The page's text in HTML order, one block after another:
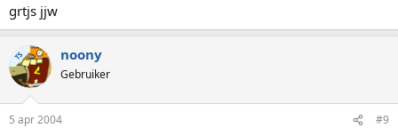
grtjs jjw
TS noony
Gebruiker
5 apr 2004 #9